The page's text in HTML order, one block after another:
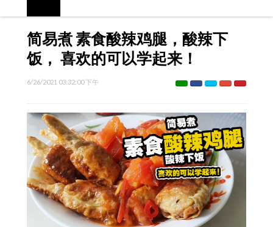
简易煮 素食酸辣鸡腿，酸辣下
饭， 喜欢的可以学起来！
6/26/2021 03:32:00 下午